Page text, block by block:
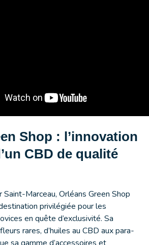
Shop : l’innovation
CBD de qualité
Saint-Marceau, Orléans Green Shop
privilégiée pour les
en quête d’exclusivité. Sa
rares, d’huiles au CBD aux para­